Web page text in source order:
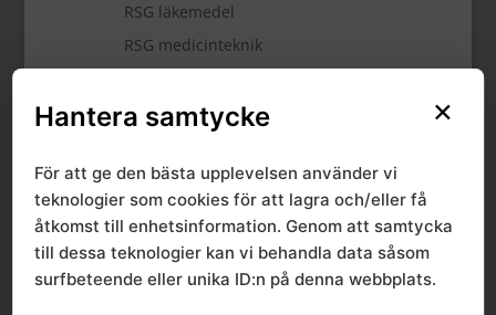
RSG läkemedel
RSG medicinteknik
RSG stöd för utveckling
Samarbete för bättre vård
Råd och arbetsgrupper
×
Hantera samtycke
För att ge den bästa upplevelsen använder vi
teknologier som cookies för att lagra och/eller få
åtkomst till enhetsinformation. Genom att samtycka
till dessa teknologier kan vi behandla data såsom
surfbeteende eller unika ID:n på denna webbplats.